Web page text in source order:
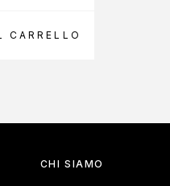
CARRELLO
CHI SIAMO